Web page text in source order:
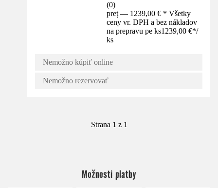
(0)
preț — 1239,00 € * Všetky
ceny vr. DPH a bez nákladov
na prepravu pe ks1239,00 €*/
ks
Nemožno kúpiť online
Nemožno rezervovať
Strana 1 z 1
Možnosti platby